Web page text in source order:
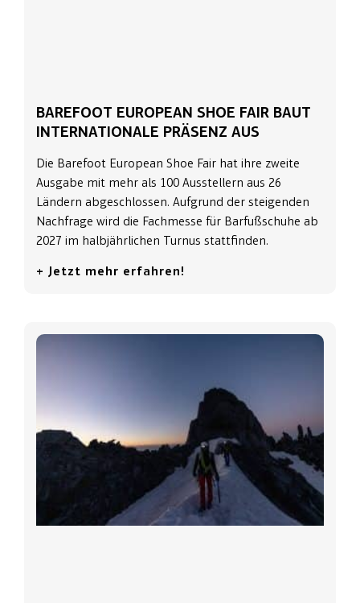
BAREFOOT EUROPEAN SHOE FAIR BAUT
INTERNATIONALE PRÄSENZ AUS
Die Barefoot European Shoe Fair hat ihre zweite
Ausgabe mit mehr als 100 Ausstellern aus 26
Ländern abgeschlossen. Aufgrund der steigenden
Nachfrage wird die Fachmesse für Barfußschuhe ab
2027 im halbjährlichen Turnus stattfinden.
+ Jetzt mehr erfahren!